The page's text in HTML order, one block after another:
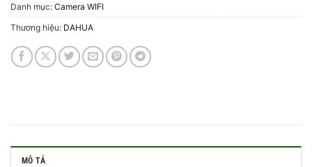
Danh mục: Camera WIFI
Thương hiệu: DAHUA
MÔ TẢ